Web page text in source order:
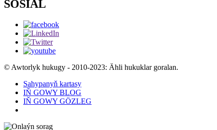
SOSIAL
© Awtorlyk hukugy - 2010-2023: Ähli hukuklar goralan.
Sahypanyň kartasy
IŇ GOWY BLOG
IŇ GOWY GÖZLEG